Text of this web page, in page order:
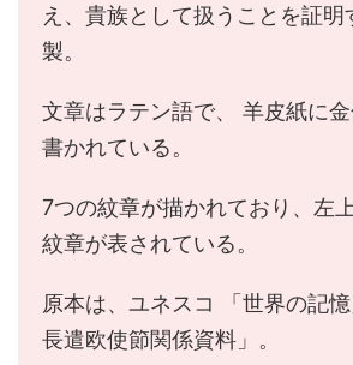
え、貴族として扱うことを証明
製。
文章はラテン語で、 羊皮紙に
書かれている。
7つの紋章が描かれており、左
紋章が表されている。
原本は、ユネスコ 「世界の記
長遣欧使節関係資料」。